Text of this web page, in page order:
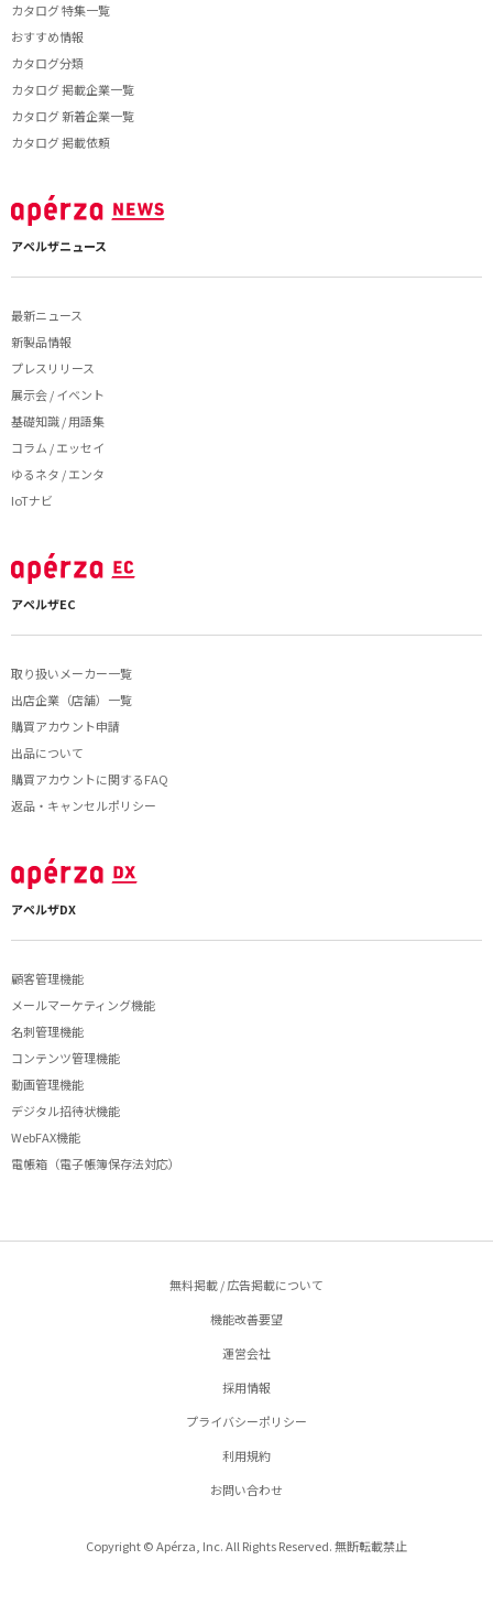
カタログ 特集一覧
おすすめ情報
カタログ分類
カタログ 掲載企業一覧
カタログ 新着企業一覧
カタログ 掲載依頼
アペルザニュース
最新ニュース
新製品情報
プレスリリース
展示会 / イベント
基礎知識 / 用語集
コラム / エッセイ
ゆるネタ / エンタ
IoTナビ
アペルザEC
取り扱いメーカー一覧
出店企業（店舗）一覧
購買アカウント申請
出品について
購買アカウントに関するFAQ
返品・キャンセルポリシー
アペルザDX
顧客管理機能
メールマーケティング機能
名刺管理機能
コンテンツ管理機能
動画管理機能
デジタル招待状機能
WebFAX機能
電帳箱（電子帳簿保存法対応）
無料掲載 / 広告掲載について
機能改善要望
運営会社
採用情報
プライバシーポリシー
利用規約
お問い合わせ
Copyright © Apérza, Inc. All Rights Reserved. 無断転載禁止